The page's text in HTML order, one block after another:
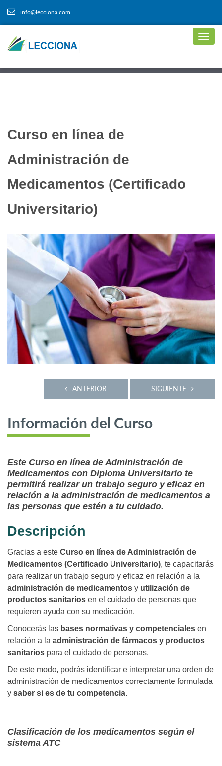
info@lecciona.com
Curso en línea de
Administración de
Medicamentos (Certificado
Universitario)
SIGUIENTE
ANTERIOR
Información del Curso
Este Curso en línea de Administración de
Medicamentos con Diploma Universitario te
permitirá realizar un trabajo seguro y eficaz en
relación a la administración de medicamentos a
las personas que estén a tu cuidado.
Descripción
Gracias a este Curso en línea de Administración de
Medicamentos (Certificado Universitario), te capacitarás
para realizar un trabajo seguro y eficaz en relación a la
administración de medicamentos y utilización de
productos sanitarios en el cuidado de personas que
requieren ayuda con su medicación.
Conocerás las bases normativas y competenciales en
relación a la administración de fármacos y productos
sanitarios para el cuidado de personas.
De este modo, podrás identificar e interpretar una orden de
administración de medicamentos correctamente formulada
y saber si es de tu competencia.
Clasificación de los medicamentos según el
sistema ATC